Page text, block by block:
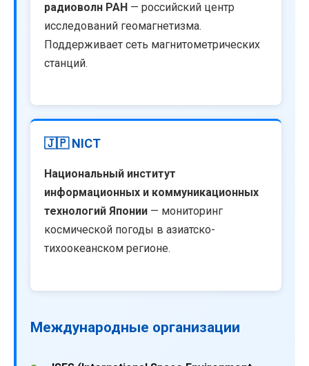
радиоволн РАН — российский центр
исследований геомагнетизма.
Поддерживает сеть магнитометрических
станций.
🇯🇵 NICT
Национальный институт
информационных и коммуникационных
технологий Японии — мониторинг
космической погоды в азиатско-
тихоокеанском регионе.
Международные организации